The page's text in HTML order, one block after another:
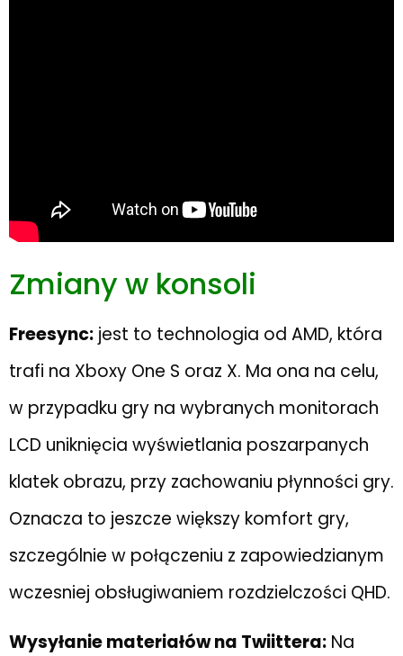
Zmiany w konsoli
Freesync: jest to technologia od AMD, która
trafi na Xboxy One S oraz X. Ma ona na celu,
w przypadku gry na wybranych monitorach
LCD uniknięcia wyświetlania poszarpanych
klatek obrazu, przy zachowaniu płynności gry.
Oznacza to jeszcze większy komfort gry,
szczególnie w połączeniu z zapowiedzianym
wczesniej obsługiwaniem rozdzielczości QHD.
Wysyłanie materiałów na Twiittera: Na